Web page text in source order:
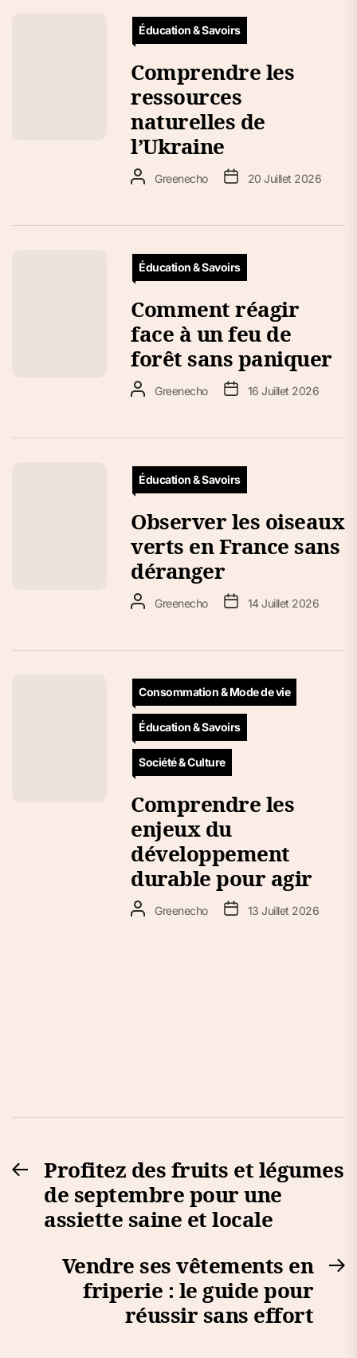
Éducation & Savoirs
Comprendre les
ressources
naturelles de
l’Ukraine
Greenecho 20 Juillet 2026
Éducation & Savoirs
Comment réagir
face à un feu de
forêt sans paniquer
Greenecho 16 Juillet 2026
Éducation & Savoirs
Observer les oiseaux
verts en France sans
déranger
Greenecho 14 Juillet 2026
Consommation & Mode de vie
Éducation & Savoirs
Société & Culture
Comprendre les
enjeux du
développement
durable pour agir
Greenecho 13 Juillet 2026
Navigation
de
l’article
PreviousProfitez des fruits et légumes
de septembre pour une
assiette saine et locale
Vendre ses vêtements en
friperie : le guide pour
réussir sans effort